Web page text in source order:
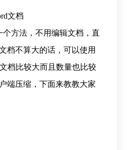
文档
方法，不用编辑文档，直
档不算大的话，可以使用
档比较大而且数量也比较
端压缩，下面来教教大家